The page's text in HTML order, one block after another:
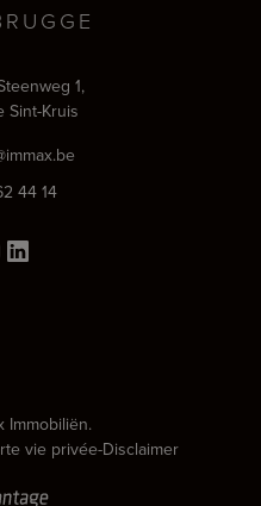
1,
Sint-Kruis
44 14
Immobiliën.
vie privée-Disclaimer